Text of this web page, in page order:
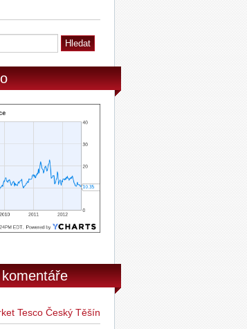
Tesco Český Těšín